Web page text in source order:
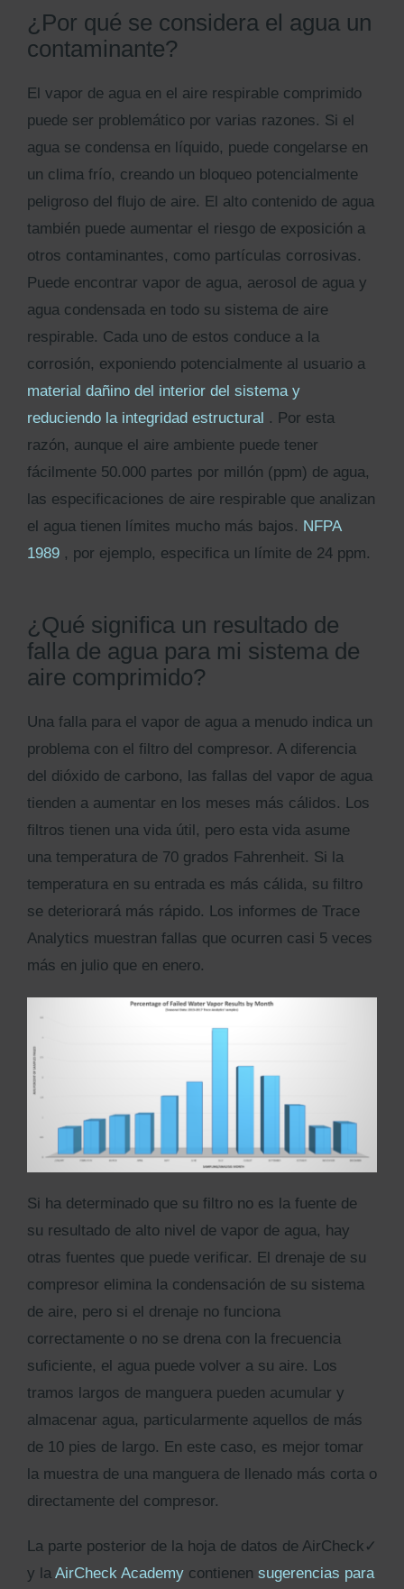
¿Por qué se considera el agua un
contaminante?
El vapor de agua en el aire respirable comprimido
puede ser problemático por varias razones. Si el
agua se condensa en líquido, puede congelarse en
un clima frío, creando un bloqueo potencialmente
peligroso del flujo de aire. El alto contenido de agua
también puede aumentar el riesgo de exposición a
otros contaminantes, como partículas corrosivas.
Puede encontrar vapor de agua, aerosol de agua y
agua condensada en todo su sistema de aire
respirable. Cada uno de estos conduce a la
corrosión, exponiendo potencialmente al usuario a
material dañino del interior del sistema y
reduciendo la integridad estructural . Por esta
razón, aunque el aire ambiente puede tener
fácilmente 50.000 partes por millón (ppm) de agua,
las especificaciones de aire respirable que analizan
el agua tienen límites mucho más bajos. NFPA
1989, por ejemplo, especifica un límite de 24 ppm.
¿Qué significa un resultado de
falla de agua para mi sistema de
aire comprimido?
Una falla para el vapor de agua a menudo indica un
problema con el filtro del compresor. A diferencia
del dióxido de carbono, las fallas del vapor de agua
tienden a aumentar en los meses más cálidos. Los
filtros tienen una vida útil, pero esta vida asume
una temperatura de 70 grados Fahrenheit. Si la
temperatura en su entrada es más cálida, su filtro
se deteriorará más rápido. Los informes de Trace
Analytics muestran fallas que ocurren casi 5 veces
más en julio que en enero.
Si ha determinado que su filtro no es la fuente de
su resultado de alto nivel de vapor de agua, hay
otras fuentes que puede verificar. El drenaje de su
compresor elimina la condensación de su sistema
de aire, pero si el drenaje no funciona
correctamente o no se drena con la frecuencia
suficiente, el agua puede volver a su aire. Los
tramos largos de manguera pueden acumular y
almacenar agua, particularmente aquellos de más
de 10 pies de largo. En este caso, es mejor tomar
la muestra de una manguera de llenado más corta o
directamente del compresor.
La parte posterior de la hoja de datos de AirCheck✓
y la AirCheck Academycontienen sugerencias para